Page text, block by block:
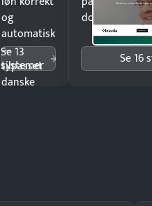
og
automatisk
—
tilpasset
danske
Se 13
systemer
dokumenter.
Se 16